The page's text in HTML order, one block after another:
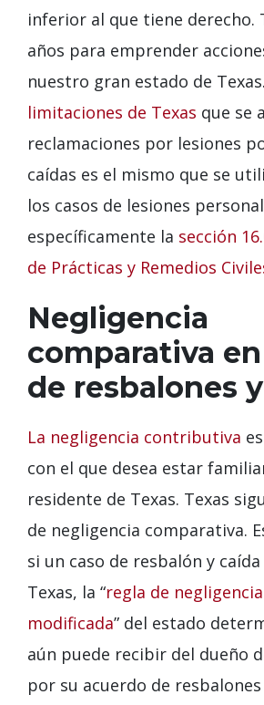
inferior al que tiene derecho.
años para emprender
nuestro gran estado de
limitaciones de Texas que se
reclamaciones por lesiones
caídas es el mismo que se
los casos de lesiones
específicamente la sección
de Prácticas y Remedios
Negligencia
comparativa
de resbalones
La negligencia contributiva
con el que desea estar
residente de Texas. Texas
de negligencia comparativa.
si un caso de resbalón y
Texas, la “regla de
modificada” del estado
aún puede recibir del dueño
por su acuerdo de resbalones